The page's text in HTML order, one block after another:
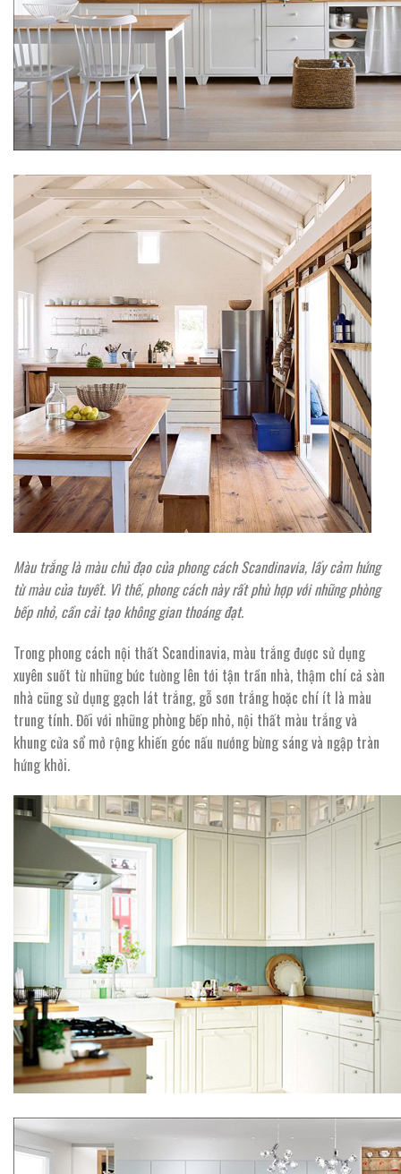
Màu trắng là màu chủ đạo của phong cách Scandinavia, lấy cảm hứng
từ màu của tuyết. Vì thế, phong cách này rất phù hợp với những phòng
bếp nhỏ, cần cải tạo không gian thoáng đạt.
Trong phong cách nội thất Scandinavia, màu trắng được sử dụng
xuyên suốt từ những bức tường lên tới tận trần nhà, thậm chí cả sàn
nhà cũng sử dụng gạch lát trắng, gỗ sơn trắng hoặc chí ít là màu
trung tính. Đối với những phòng bếp nhỏ, nội thất màu trắng và
khung cửa sổ mở rộng khiến góc nấu nướng bừng sáng và ngập tràn
hứng khởi.